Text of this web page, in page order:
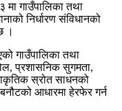
गाउँपालिका तथा
निर्धारण संविधानको
।
गाउँपालिका तथा
प्रशासनिक सुगमता,
स्रोत साधनको
आधारमा हेरफेर गर्न